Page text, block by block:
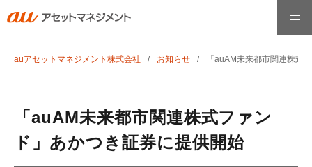
ホーム
ファンド情報
auアセットマネジメント株式会社 お知らせ 「auAM未来都市関連株式
「auAM未来都市関連株式ファン
ド」あかつき証券に提供開始